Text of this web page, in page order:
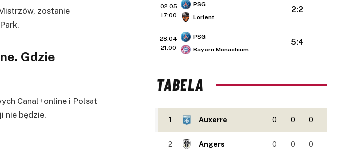
zostanie
Gdzie
Canal+online i Polsat
nie będzie.
02.05
17:00
PSG
Lorient
2:2
28.04
21:00
PSG
Bayern Monachium
5:4
TABELA
1 Auxerre 0 0 0
2 Angers 0 0 0